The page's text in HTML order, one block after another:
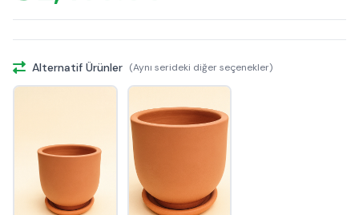
Alternatif Ürünler (Aynı serideki diğer seçenekler)